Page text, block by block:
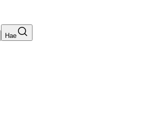
Hae